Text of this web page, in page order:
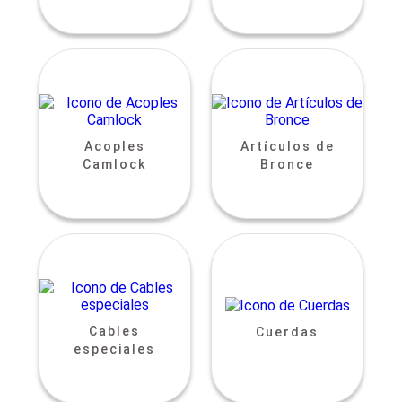
Acoples
Camlock
Artículos de
Bronce
Cables
especiales
Cuerdas